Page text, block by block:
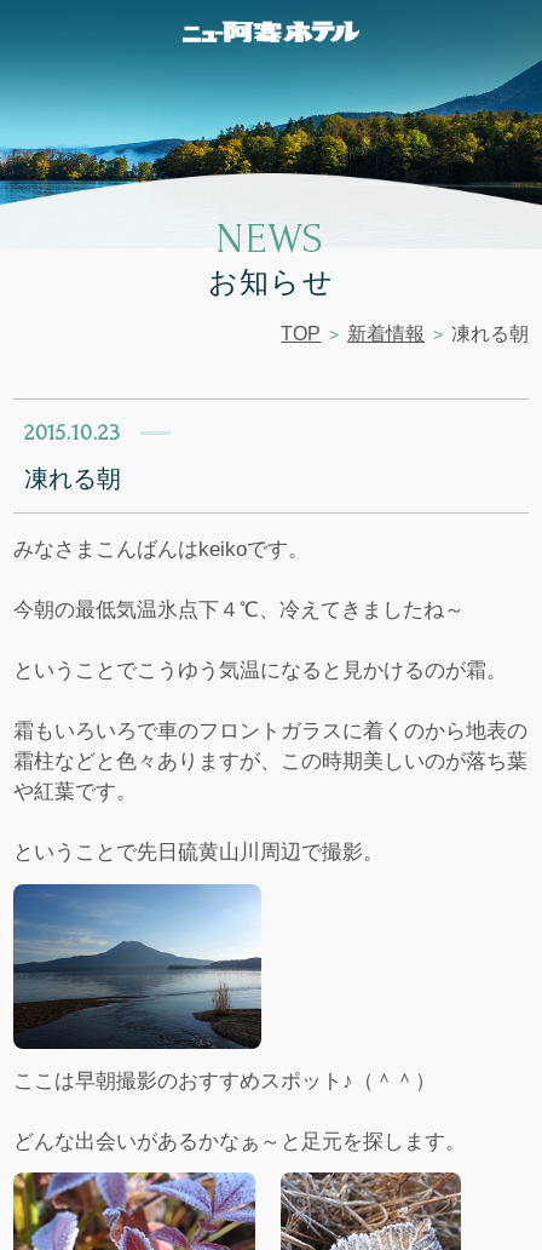
NEWS
お知らせ
TOP 新着情報 凍れる朝
2015.10.23
凍れる朝
みなさまこんばんはkeikoです。
今朝の最低気温氷点下４℃、冷えてきましたね～
ということでこうゆう気温になると見かけるのが霜。
霜もいろいろで車のフロントガラスに着くのから地表の
霜柱などと色々ありますが、この時期美しいのが落ち葉
や紅葉です。
ということで先日硫黄山川周辺で撮影。
ここは早朝撮影のおすすめスポット♪（＾＾）
どんな出会いがあるかなぁ～と足元を探します。